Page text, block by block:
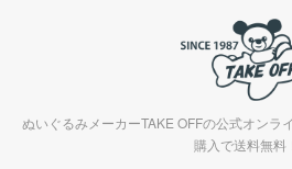
ぬいぐるみメーカーTAKE OFFの公式オン
購入で送料無料